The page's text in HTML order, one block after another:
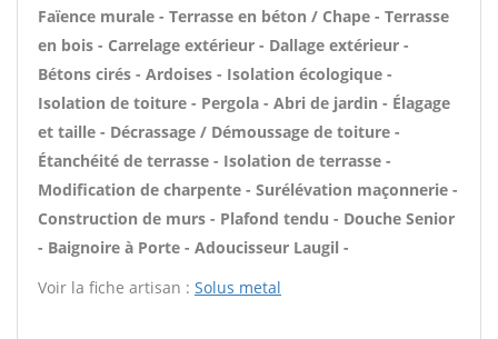
Faïence murale - Terrasse en béton / Chape - Terrasse
en bois - Carrelage extérieur - Dallage extérieur -
Bétons cirés - Ardoises - Isolation écologique -
Isolation de toiture - Pergola - Abri de jardin - Élagage
et taille - Décrassage / Démoussage de toiture -
Étanchéité de terrasse - Isolation de terrasse -
Modification de charpente - Surélévation maçonnerie -
Construction de murs - Plafond tendu - Douche Senior
- Baignoire à Porte - Adoucisseur Laugil -
Voir la fiche artisan : Solus metal